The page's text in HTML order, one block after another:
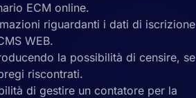
ECM online.
riguardanti i dati di iscrizione
WEB.
la possibilità di censire, se
riscontrati.
di gestire un contatore per la